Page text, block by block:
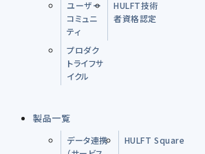
ユーザー
コミュニ
ティ
HULFT技術
者資格認定
プロダク
トライフサ
イクル
製品一覧
データ連携
HULFT Square